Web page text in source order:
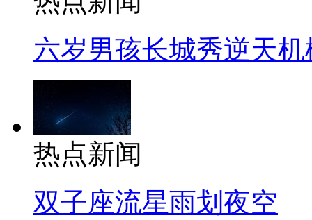
六岁男孩长城秀逆天机
热点新闻
双子座流星雨划夜空